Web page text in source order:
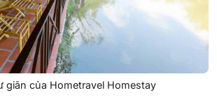
giãn của Hometravel Homestay